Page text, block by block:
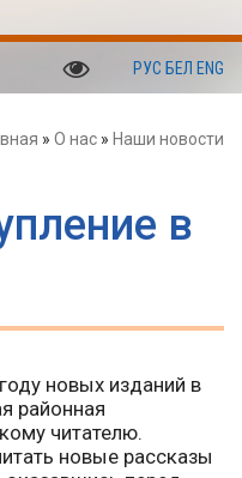
РУС БЕЛ ENG
» О нас » Наши новости
в
новых изданий в
районная
читателю.
новые рассказы